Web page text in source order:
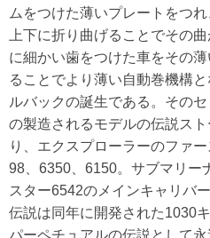
ムをつけた薄いプレートをつ
上下に折り曲げることでその
に細かい歯をつけた車をその
ることでより薄い自動巻機構
ルバックの誕生である。その
の製造されるモデルの伝説ス
り、エクスプローラーのファ
98、6350、6150。サブマリー
スター6542のメインキャリバ
伝説は同年に開発された1030
パーペチュアルの伝説として